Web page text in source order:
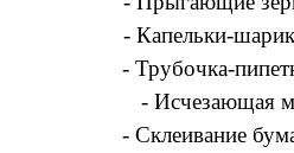
- Капельки-
- Трубочка-
- Исчезающая
- Склеивание